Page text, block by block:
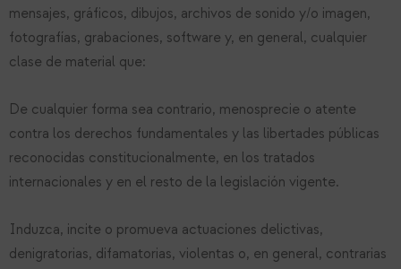
mensajes, gráficos, dibujos, archivos de sonido y/o imagen,
fotografías, grabaciones, software y, en general, cualquier
clase de material que:
De cualquier forma sea contrario, menosprecie o atente
contra los derechos fundamentales y las libertades públicas
reconocidas constitucionalmente, en los tratados
internacionales y en el resto de la legislación vigente.
Induzca, incite o promueva actuaciones delictivas,
denigratorias, difamatorias, violentas o, en general, contrarias